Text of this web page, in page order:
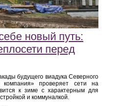
новый путь:
перед
будущего виадука Северного
проверяет сети на
к зиме с характерным для
и коммуналкой.